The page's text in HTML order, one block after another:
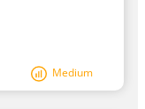
Medium